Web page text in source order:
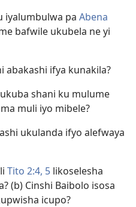
iyalumbulwa pa Abena
bafwile ukubela ne yi
abakashi ifya kunakila?
shani ku mulume
muli iyo mibele?
ukulanda ifyo alefwaya
Tito 2:4, 5 likoselesha
(b) Cinshi Baibolo isosa
icupo?